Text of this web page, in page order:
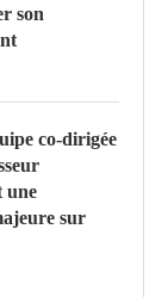
son
co-dirigée
une
sur